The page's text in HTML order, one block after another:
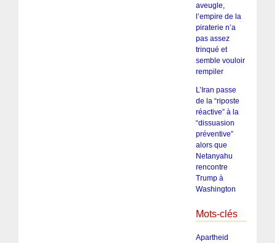
aveugle,
l’empire de la
piraterie n’a
pas assez
trinqué et
semble vouloir
rempiler
L’Iran passe
de la “riposte
réactive” à la
“dissuasion
préventive”
alors que
Netanyahu
rencontre
Trump à
Washington
Mots-clés
Apartheid